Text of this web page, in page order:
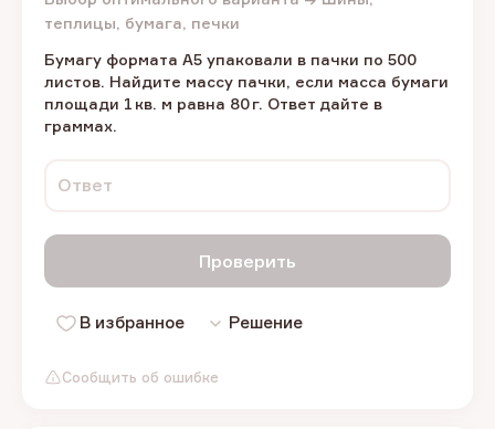
Сообщить об ошибке
теплицы, бумага, печки
Бумагу формата А5 упаковали в пачки по 500
листов. Найдите массу пачки, если масса бумаги
площади 1 кв. м равна 80 г. Ответ дайте в
граммах.
Ответ
Проверить
В избранное Решение